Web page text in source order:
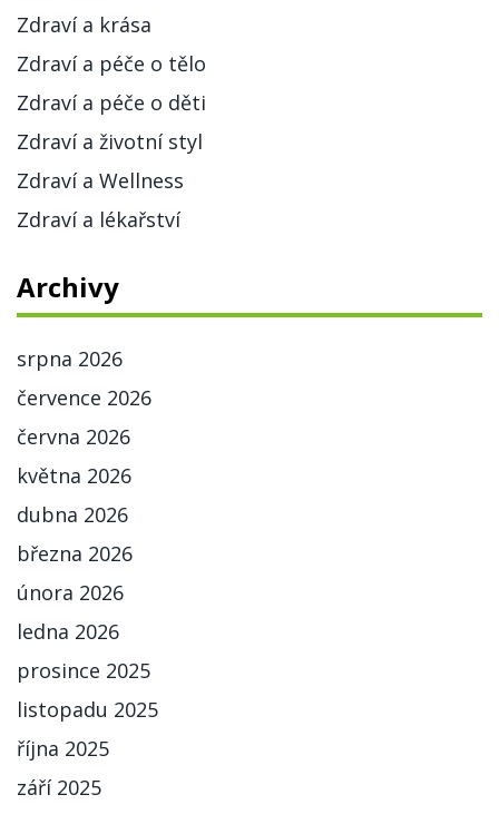
Zdraví a krása
Zdraví a péče o tělo
Zdraví a péče o děti
Zdraví a životní styl
Zdraví a Wellness
Zdraví a lékařství
Archivy
srpna 2026
července 2026
června 2026
května 2026
dubna 2026
března 2026
února 2026
ledna 2026
prosince 2025
listopadu 2025
října 2025
září 2025